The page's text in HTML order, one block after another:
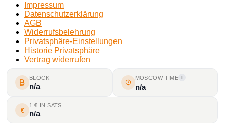
Impressum
Datenschutzerklärung
AGB
Widerrufsbelehrung
Privatsphäre-Einstellungen
Historie Privatsphäre
Vertrag widerrufen
BLOCK
n/a
MOSCOW TIME I
n/a
€
1 € IN SATS
n/a